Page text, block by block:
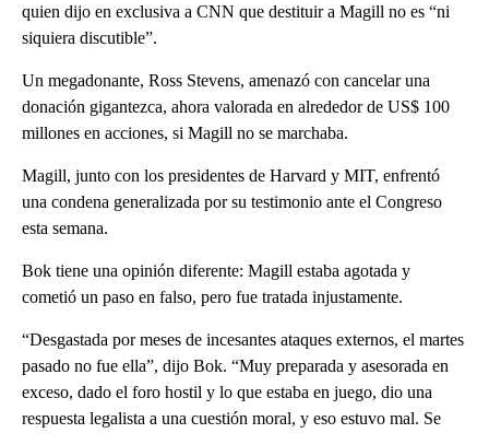
quien dijo en exclusiva a CNN que destituir a Magill no es “ni
siquiera discutible”.
Un megadonante, Ross Stevens, amenazó con cancelar una
donación gigantezca, ahora valorada en alrededor de US$ 100
millones en acciones, si Magill no se marchaba.
Magill, junto con los presidentes de Harvard y MIT, enfrentó
una condena generalizada por su testimonio ante el Congreso
esta semana.
Bok tiene una opinión diferente: Magill estaba agotada y
cometió un paso en falso, pero fue tratada injustamente.
“Desgastada por meses de incesantes ataques externos, el martes
pasado no fue ella”, dijo Bok. “Muy preparada y asesorada en
exceso, dado el foro hostil y lo que estaba en juego, dio una
respuesta legalista a una cuestión moral, y eso estuvo mal. Se